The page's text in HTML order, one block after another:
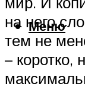
Меню
на него
тем не
– коротко,